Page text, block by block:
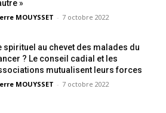
»
MOUYSSET - 7 octobre 2022
spirituel au chevet des malades du
? Le conseil cadial et les
mutualisent leurs forces
MOUYSSET - 7 octobre 2022